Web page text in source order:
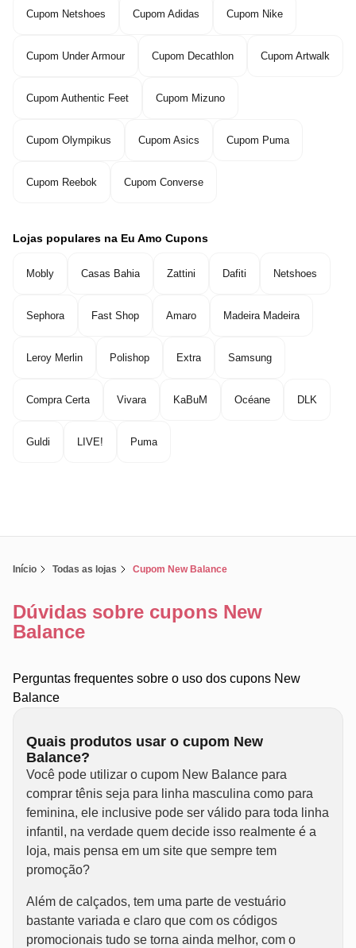
Cupom Netshoes Cupom Adidas Cupom Nike
Cupom Under Armour Cupom Decathlon Cupom Artwalk
Cupom Authentic Feet Cupom Mizuno
Cupom Olympikus Cupom Asics Cupom Puma
Cupom Reebok Cupom Converse
Lojas populares na Eu Amo Cupons
Mobly Casas Bahia Zattini Dafiti Netshoes
Sephora Fast Shop Amaro Madeira Madeira
Leroy Merlin Polishop Extra Samsung
Compra Certa Vivara KaBuM Océane DLK
Guldi LIVE! Puma
Início Todas as lojas Cupom New Balance
Dúvidas sobre cupons New
Balance
Perguntas frequentes sobre o uso dos cupons New
Balance
Quais produtos usar o cupom New
Balance?
Você pode utilizar o cupom New Balance para
comprar tênis seja para linha masculina como para
feminina, ele inclusive pode ser válido para toda linha
infantil, na verdade quem decide isso realmente é a
loja, mais pensa em um site que sempre tem
promoção?
Além de calçados, tem uma parte de vestuário
bastante variada e claro que com os códigos
promocionais tudo se torna ainda melhor, com o